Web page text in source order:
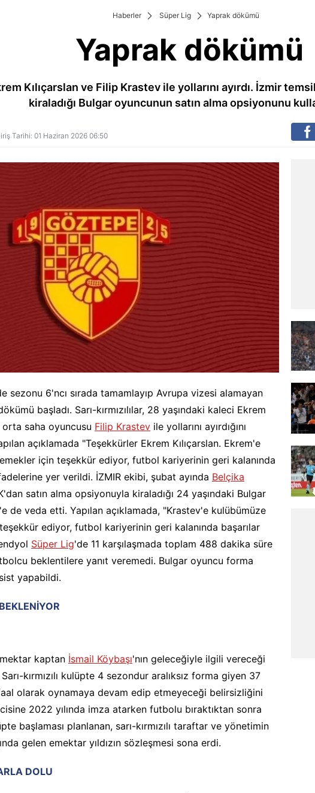
Haberler Süper Lig Yaprak dökümü
Yaprak dökümü
Kılıçarslan ve Filip Krastev ile yollarını ayırdı. İzmir
kiraladığı Bulgar oyuncunun satın alma opsiyonunu
Tarihi: 01 Haziran 2026 06:50
sezonu 6'ncı sırada tamamlayıp Avrupa vizesi alamayan
başladı. Sarı-kırmızılılar, 28 yaşındaki kaleci Ekrem
orta saha oyuncusu Filip Krastev ile yollarını ayırdığını
açıklamada "Teşekkürler Ekrem Kılıçarslan. Ekrem'e
için teşekkür ediyor, futbol kariyerinin geri kalanında
yer verildi. İZMIR ekibi, şubat ayında Belçika
satın alma opsiyonuyla kiraladığı 24 yaşındaki Bulgar
de veda etti. Yapılan açıklamada, "Krastev'e kulübümüze
ediyor, futbol kariyerinin geri kalanında başarılar
Süper Lig'de 11 karşılaşmada toplam 488 dakika süre
beklentilere yanıt veremedi. Bulgar oyuncu forma
yapabildi.
kaptan İsmail Köybaşı'nın geleceğiyle ilgili vereceği
kırmızılı kulüpte 4 sezondur aralıksız forma giyen 37
olarak oynamaya devam edip etmeyeceği belirsizliğini
2022 yılında imza atarken futbolu bıraktıktan sonra
başlaması planlanan, sarı-kırmızılı taraftar ve yönetimin
gelen emektar yıldızın sözleşmesi sona erdi.
DOLU